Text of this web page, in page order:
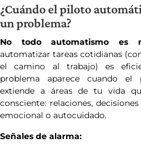
¿Cuándo el piloto
un problema?
No todo automatismo es
automatizar tareas cotidianas
el camino al trabajo) es
problema aparece cuando
extiende a áreas de tu vida
consciente: relaciones,
emocional o autocuidado.
Señales de alarma: